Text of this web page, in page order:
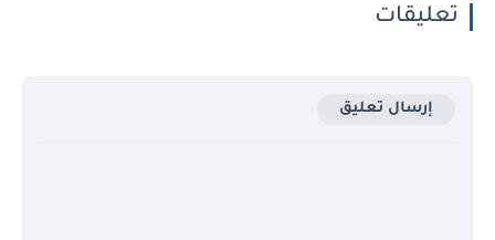
تعليقات
إرسال تعليق